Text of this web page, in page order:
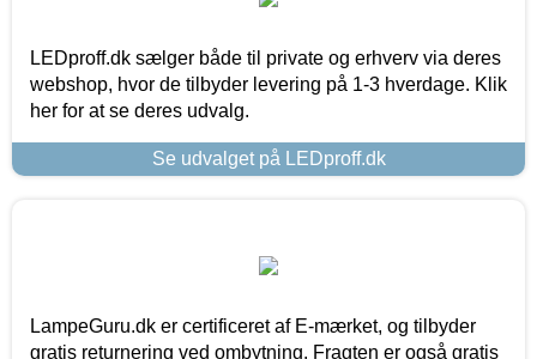
LEDproff.dk sælger både til private og erhverv via deres
webshop, hvor de tilbyder levering på 1-3 hverdage. Klik
her for at se deres udvalg.
Se udvalget på LEDproff.dk
LampeGuru.dk er certificeret af E-mærket, og tilbyder
gratis returnering ved ombytning. Fragten er også gratis